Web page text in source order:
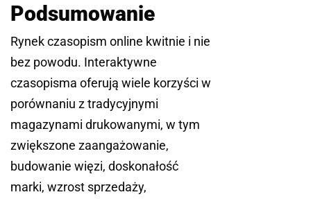
Podsumowanie
Rynek czasopism online kwitnie i nie
bez powodu. Interaktywne
czasopisma oferują wiele korzyści w
porównaniu z tradycyjnymi
magazynami drukowanymi, w tym
zwiększone zaangażowanie,
budowanie więzi, doskonałość
marki, wzrost sprzedaży,